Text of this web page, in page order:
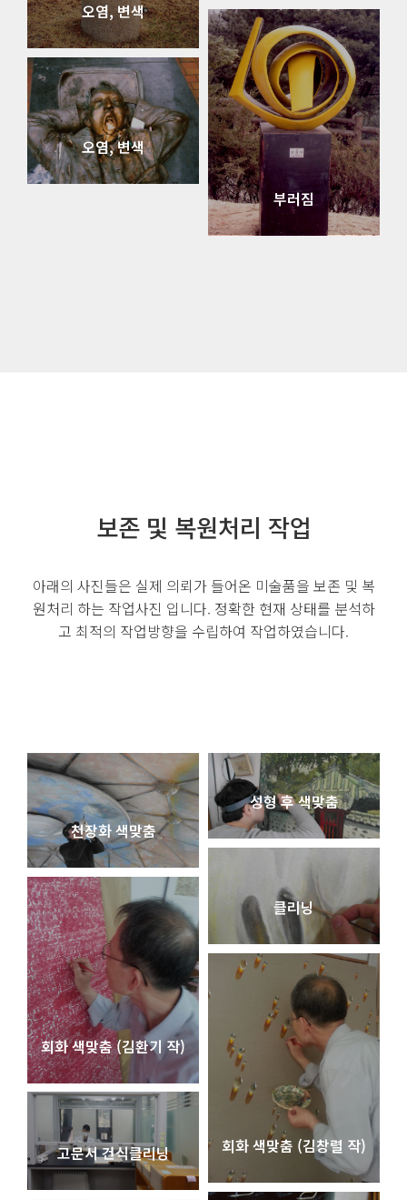
오염, 변색
부러짐
오염, 변색
보존 및 복원처리 작업
아래의 사진들은 실제 의뢰가 들어온 미술품을 보존 및 복
원처리 하는 작업사진 입니다. 정확한 현재 상태를 분석하
고 최적의 작업방향을 수립하여 작업하였습니다.
천장화 색맞춤
성형 후 색맞춤
클리닝
회화 색맞춤 (김환기 작)
회화 색맞춤 (김창렬 작)
고문서 건식클리닝